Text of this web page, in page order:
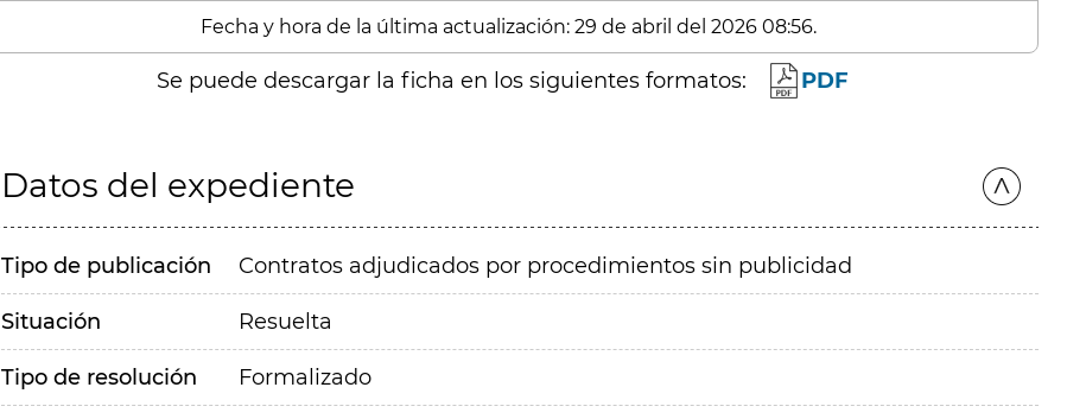
Fecha y hora de la última actualización: 29 de abril del 2026 08:56.
Se puede descargar la ficha en los siguientes formatos: PDF
Datos del expediente
Tipo de publicación Contratos adjudicados por procedimientos sin publicidad
Situación Resuelta
Tipo de resolución Formalizado